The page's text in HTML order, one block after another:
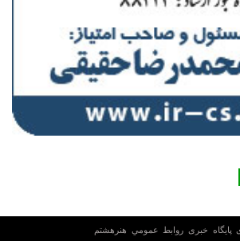
پایگاه خبری روابط عمومي هنرهشتم